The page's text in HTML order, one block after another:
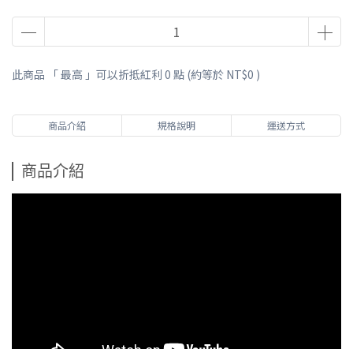
此商品 「 最高 」可以折抵紅利 0 點 (約等於 NT$0 )
商品介紹 規格說明 運送方式
商品介紹